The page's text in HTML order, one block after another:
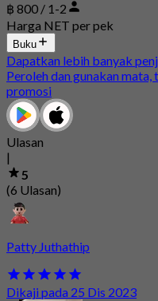
฿ 800 / 1-2
Harga NET per pek
Buku
Dapatkan lebih banyak
Peroleh dan gunakan mata,
promosi
Ulasan
|
5
(6 Ulasan)
Patty Juthathip
Dikaji pada 25 Dis 2023